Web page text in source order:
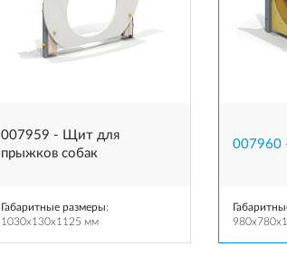
007959 - Щит для
прыжков собак
Габаритные размеры:
1030x130x1125 мм
007960